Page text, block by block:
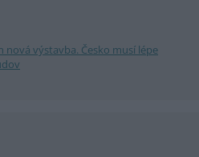
výstavba. Česko musí lépe